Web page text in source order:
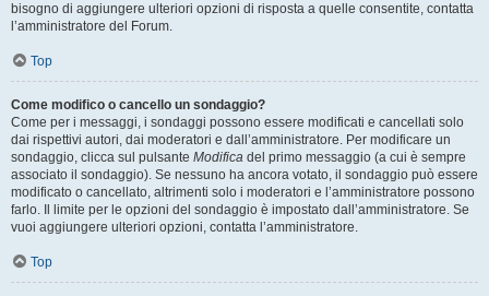
bisogno di aggiungere ulteriori opzioni di risposta a quelle consentite, contatta
l’amministratore del Forum.
Top
Come modifico o cancello un sondaggio?
Come per i messaggi, i sondaggi possono essere modificati e cancellati solo
dai rispettivi autori, dai moderatori e dall’amministratore. Per modificare un
sondaggio, clicca sul pulsante Modifica del primo messaggio (a cui è sempre
associato il sondaggio). Se nessuno ha ancora votato, il sondaggio può essere
modificato o cancellato, altrimenti solo i moderatori e l’amministratore possono
farlo. Il limite per le opzioni del sondaggio è impostato dall’amministratore. Se
vuoi aggiungere ulteriori opzioni, contatta l’amministratore.
Top